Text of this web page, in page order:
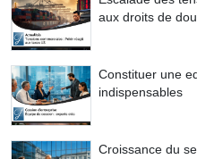
aux droits de
Constituer une
indispensables
Croissance du